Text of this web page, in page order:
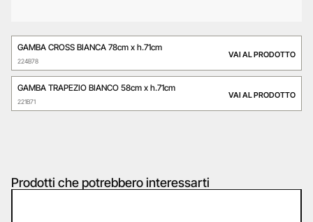
GAMBA CROSS BIANCA 78cm x h.71cm
224B78
VAI AL PRODOTTO
GAMBA TRAPEZIO BIANCO 58cm x h.71cm
221B71
VAI AL PRODOTTO
Prodotti che potrebbero interessarti